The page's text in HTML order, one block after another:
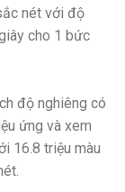
nét với độ
cho 1 bức
độ nghiêng có
ứng và xem
16.8 triệu màu